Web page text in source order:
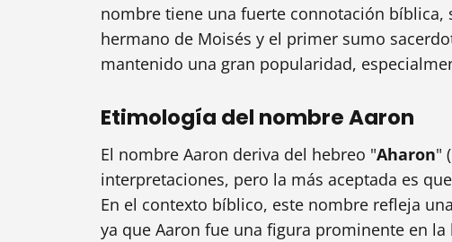
nombre tiene una fuerte connotación
hermano de Moisés y el primer sumo
mantenido una gran popularidad,
Etimología del nombre Aaron
El nombre Aaron deriva del hebreo "Aharon" (אַהֲרוֹן). La raíz de la palabra tiene diversas
interpretaciones, pero la más aceptada es
En el contexto bíblico, este nombre refleja
ya que Aaron fue una figura prominente en